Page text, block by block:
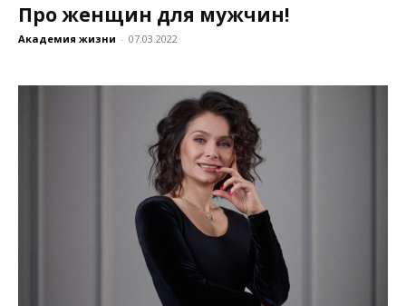
Про женщин для мужчин!
Академия жизни - 07.03.2022